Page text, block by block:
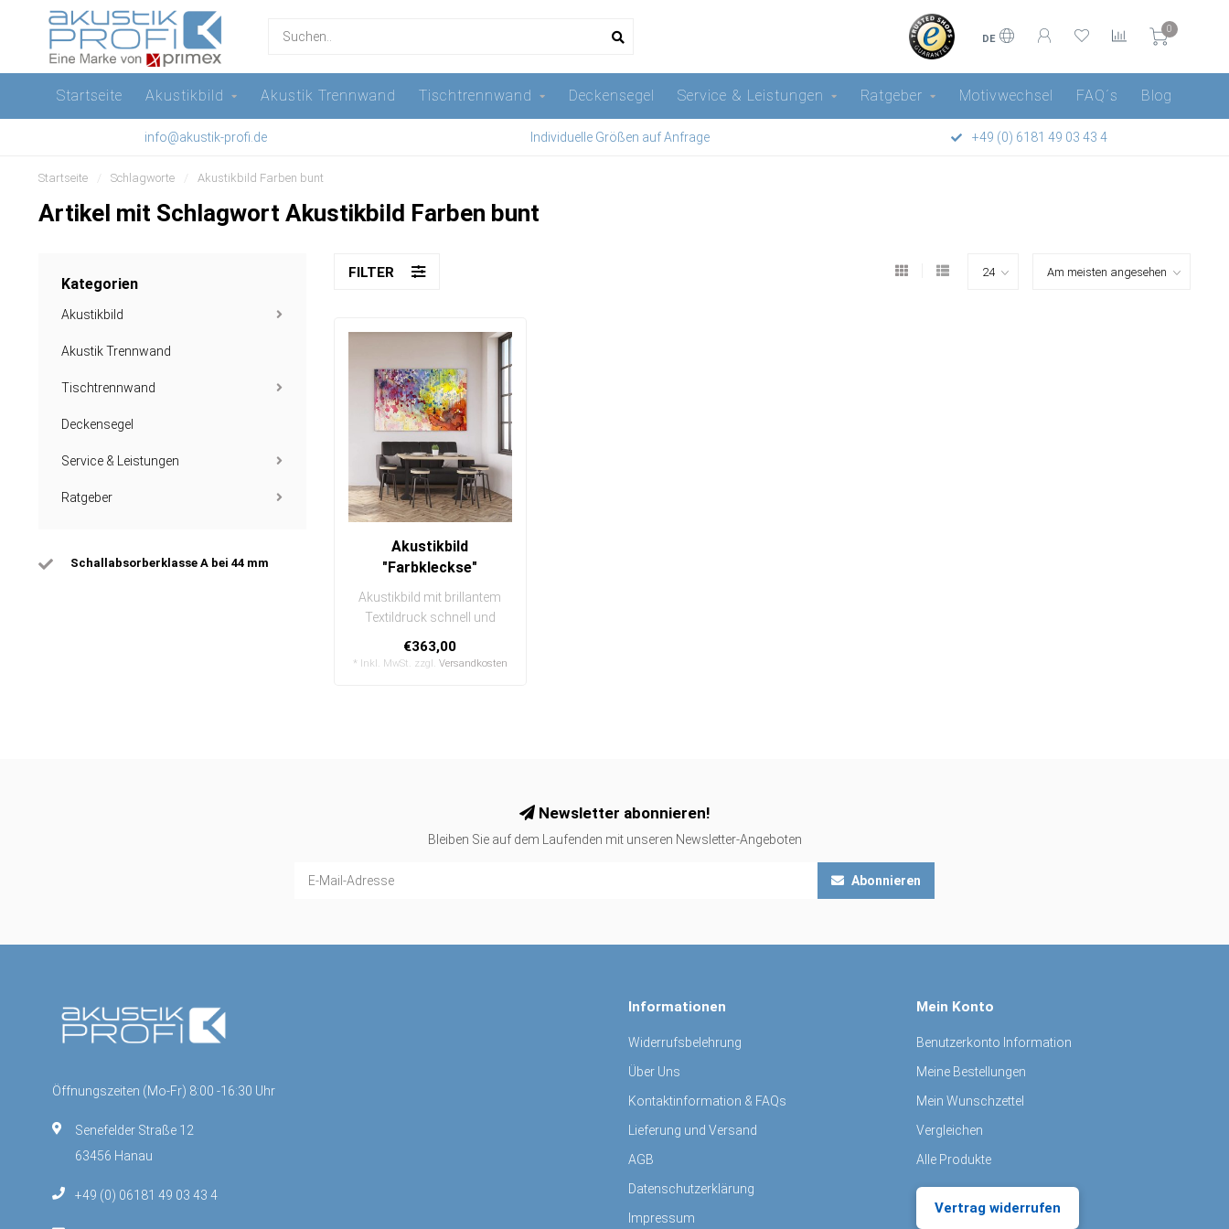
DE
0
Startseite Akustikbild Akustik Trennwand Tischtrennwand Deckensegel Service & Leistungen Ratgeber Motivwechsel FAQ´s Blog
info@akustik-profi.de Individuelle Größen auf Anfrage +49 (0) 6181 49 03 43 4
Startseite Schlagworte Akustikbild Farben bunt
Artikel mit Schlagwort Akustikbild Farben bunt
Kategorien
Akustikbild
Akustik Trennwand
Tischtrennwand
Deckensegel
Service & Leistungen
Ratgeber
Schallabsorberklasse A bei 44 mm
FILTER
Akustikbild
"Farbkleckse"
Akustikbild mit brillantem
Textildruck schnell und
In eine..
€363,00
* Inkl. MwSt. zzgl. Versandkosten
Newsletter abonnieren!
Bleiben Sie auf dem Laufenden mit unseren Newsletter-Angeboten
Abonnieren
Öffnungszeiten (Mo-Fr) 8:00 -16:30 Uhr
Senefelder Straße 12
63456 Hanau
+49 (0) 06181 49 03 43 4
Informationen
Widerrufsbelehrung
Über Uns
Kontaktinformation & FAQs
Lieferung und Versand
AGB
Datenschutzerklärung
Impressum
Mein Konto
Benutzerkonto Information
Meine Bestellungen
Mein Wunschzettel
Vergleichen
Alle Produkte
Vertrag widerrufen